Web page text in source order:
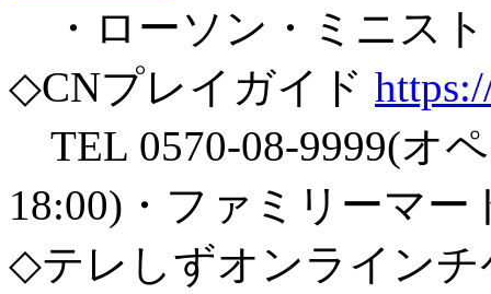
・ローソン・ミニス
◇CNプレイガイド
TEL 0570-08-9999(オ
18:00)・ファミリーマー
◇テレしずオンライン